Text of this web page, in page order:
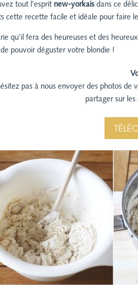
tout l’esprit new-yorkais dans ce
cette recette facile et idéale pour faire
qu’il fera des heureuses et des
pouvoir déguster votre blondie !
pas à nous envoyer des photos
partager sur